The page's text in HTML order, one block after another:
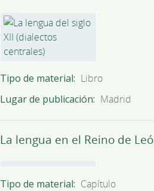
Tipo de material Libro
Lugar de publicación
Madrid
La lengua en el Reino de
Tipo de material Capítulo